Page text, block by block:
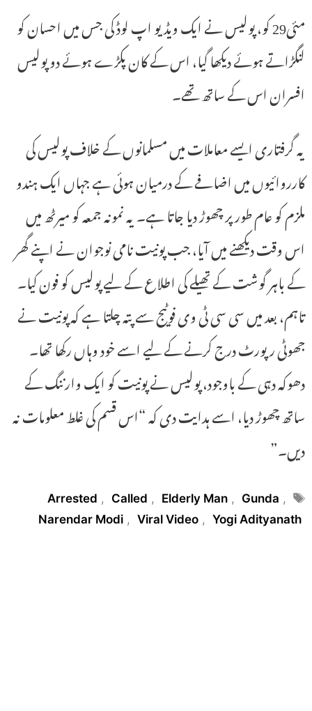
مئی29 کو، پولیس نے ایک ویڈیو اپ لوڈ کی جس میں احسان کو
لنگڑاتے ہوئے دیکھا گیا، اس کے کان پکڑے ہوئے دو پولیس
افسران اس کے ساتھ تھے۔
یہ گرفتاری ایسے معاملات میں مسلمانوں کے خلاف پولیس کی
کارروائیوں میں اضافے کے درمیان ہوئی ہے جہاں ایک ہندو
ملزم کو عام طور پر چھوڑ دیا جاتا ہے۔ یہ نمونہ جمعہ کو میرٹھ میں
اس وقت دیکھنے میں آیا، جب پونیت نامی نوجوان نے اپنے گھر
کے باہر گوشت کے تھیلے کی اطلاع کے لیے پولیس کو فون کیا۔
تاہم، بعد میں سی سی ٹی وی فوٹیج سے پتہ چلتا ہے کہ پونیت نے
جھوٹی رپورٹ درج کرنے کے لیے اسے خود وہاں رکھا تھا۔
دھوکہ دہی کے باوجود، پولیس نے پونیت کو ایک وارننگ کے
ساتھ چھوڑ دیا، اسے ہدایت دی کہ “اس قسم کی غلط معلومات نہ
دیں۔”
Tags
Arrested , Called , Elderly Man , Gunda ,
Narendar Modi , Viral Video , Yogi Adityanath